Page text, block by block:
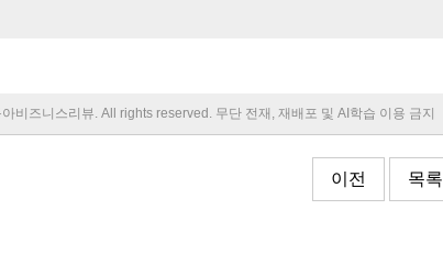
비즈니스리뷰. All rights reserved. 무단 전재, 재배포 및 AI학습 이용 금지
이전 목록